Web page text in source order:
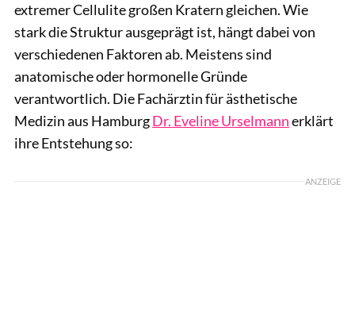
extremer Cellulite großen Kratern gleichen. Wie
stark die Struktur ausgeprägt ist, hängt dabei von
verschiedenen Faktoren ab. Meistens sind
anatomische oder hormonelle Gründe
verantwortlich. Die Fachärztin für ästhetische
Medizin aus HamburgDr. Eveline Urselmannerklärt
ihre Entstehung so:
ANZEIGE